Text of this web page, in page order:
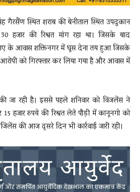
गैरसैंण स्थित शराब की बेनीताल स्थित उपदुकान
की रिश्वत मांग रहा था। जिसके बाद
के आवास शक्तिनगर में घूस देना तय हुआ जिसके
को गिरफ्तार कर लिया गया है और आवास में
जा रही है। इससे पहले शनिवार को विजलेंस ने
हजार रुपये की रिश्वत लेते पौड़ी में कानूनगो को
की आज दूसरे दिन भी कार्रवाई जारी रही।